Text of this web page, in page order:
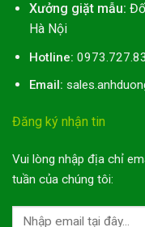
Xưởng giặt mẫu:
Hà Nội
Hotline:
Email:
Đăng ký nhận tin
Vui lòng nhập địa chỉ
tuần của chúng tôi: